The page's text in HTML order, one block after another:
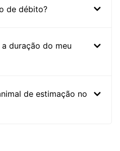
de débito?
duração do meu
de estimação no